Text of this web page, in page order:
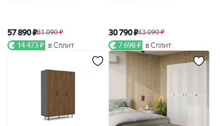
57 890 ₽81 090 ₽
14 473 ₽ в Сплит
30 790 ₽43 090 ₽
7 698 ₽ в Сплит